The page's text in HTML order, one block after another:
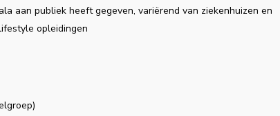
aan publiek heeft gegeven, variërend van ziekenhuizen en
opleidingen